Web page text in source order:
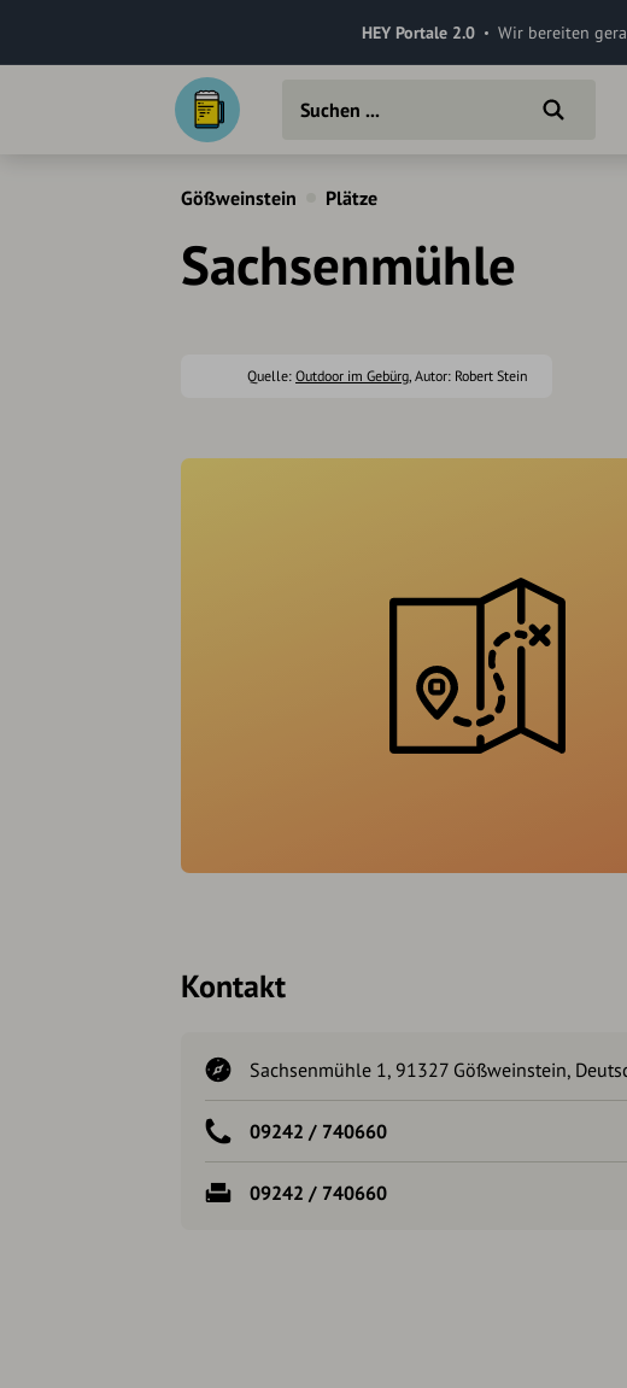
HEY Portale 2.0 Wir bereiten
Gößweinstein Plätze
Sachsenmühle
Quelle: Outdoor im Gebürg, Autor: Robert Stein
Kontakt
Sachsenmühle 1, 91327 Gößweinstein,
09242 / 740660
09242 / 740660